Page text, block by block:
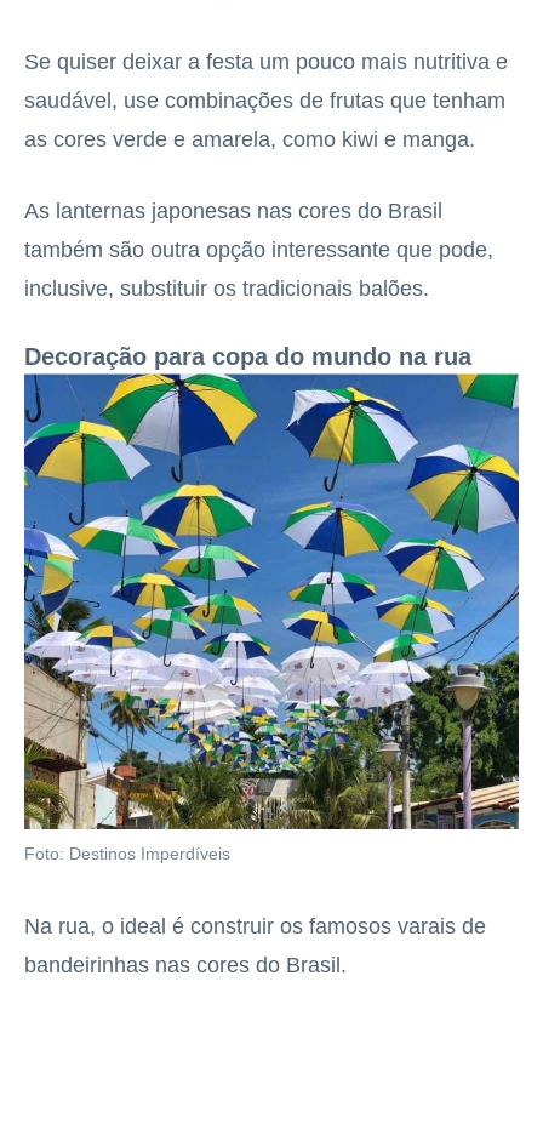
Se quiser deixar a festa um pouco mais nutritiva e
saudável, use combinações de frutas que tenham
as cores verde e amarela, como kiwi e manga.
As lanternas japonesas nas cores do Brasil
também são outra opção interessante que pode,
inclusive, substituir os tradicionais balões.
Decoração para copa do mundo na rua
Foto: Destinos Imperdíveis
Na rua, o ideal é construir os famosos varais de
bandeirinhas nas cores do Brasil.